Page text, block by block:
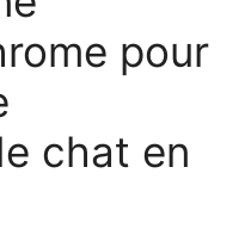
pour
chat en